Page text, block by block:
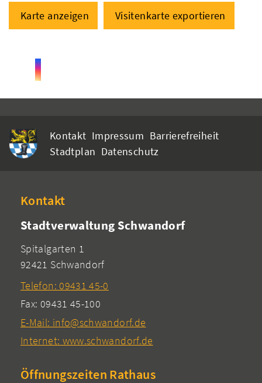
Karte anzeigen Visitenkarte exportieren
Kontakt Impressum Barrierefreiheit
Stadtplan Datenschutz
Kontakt
Stadtverwaltung Schwandorf
Spitalgarten 1
92421 Schwandorf
Telefon: 09431 45-0
Fax: 09431 45-100
E-Mail: info@schwandorf.de
Internet: www.schwandorf.de
Öffnungszeiten Rathaus